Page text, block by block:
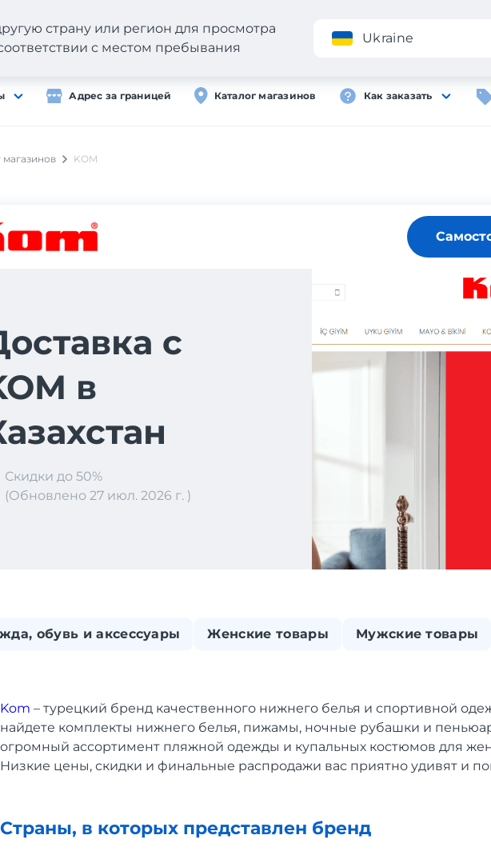
Адрес за границей Каталог магазинов Как заказать
страну или регион для просмотра
с местом пребывания
Ukraine
магазинов KOM
с
в
Скидки до 50%
(Обновлено 27 июл. 2026 г. )
обувь и аксессуары Женские товары Мужские товары
Kom – турецкий бренд качественного нижнего белья и спортивной
найдете комплекты нижнего белья, пижамы, ночные рубашки и
огромный ассортимент пляжной одежды и купальных костюмов для
Низкие цены, скидки и финальные распродажи вас приятно удивят и
Страны, в которых представлен бренд